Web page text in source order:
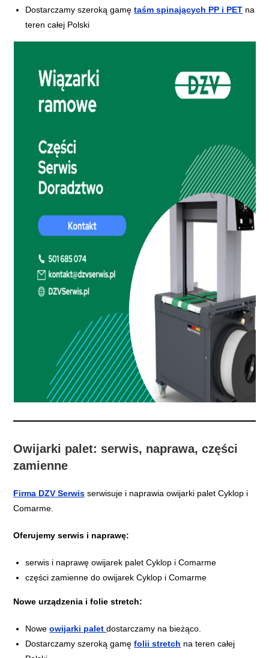
Dostarczamy szeroką gamętaśm spinających PP i PET na
teren całej Polski
Owijarki palet: serwis, naprawa, części
zamienne
Firma DZV Serwis serwisuje i naprawia owijarki palet Cyklop i
Comarme.
Oferujemy serwis i naprawę:
serwis i naprawę owijarek palet Cyklop i Comarme
części zamienne do owijarek Cyklop i Comarme
Nowe urządzenia i folie stretch:
Noweowijarki paletdostarczamy na bieżąco.
Dostarczamy szeroką gamęfolii stretch na teren całej